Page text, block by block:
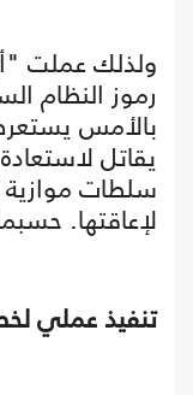
ولذلك عملت
رموز النظام
بالأمس
يقاتل
سلطات موازية
لإعاقتها.
تنفيذ عملي